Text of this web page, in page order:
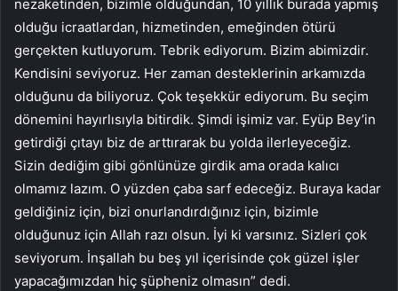
nezaketinden, bizimle olduğundan, 10 yıllık burada yapmış
olduğu icraatlardan, hizmetinden, emeğinden ötürü
gerçekten kutluyorum. Tebrik ediyorum. Bizim abimizdir.
Kendisini seviyoruz. Her zaman desteklerinin arkamızda
olduğunu da biliyoruz. Çok teşekkür ediyorum. Bu seçim
dönemini hayırlısıyla bitirdik. Şimdi işimiz var. Eyüp Bey’in
getirdiği çıtayı biz de arttırarak bu yolda ilerleyeceğiz.
Sizin dediğim gibi gönlünüze girdik ama orada kalıcı
olmamız lazım. O yüzden çaba sarf edeceğiz. Buraya kadar
geldiğiniz için, bizi onurlandırdığınız için, bizimle
olduğunuz için Allah razı olsun. İyi ki varsınız. Sizleri çok
seviyorum. İnşallah bu beş yıl içerisinde çok güzel işler
yapacağımızdan hiç şüpheniz olmasın” dedi.